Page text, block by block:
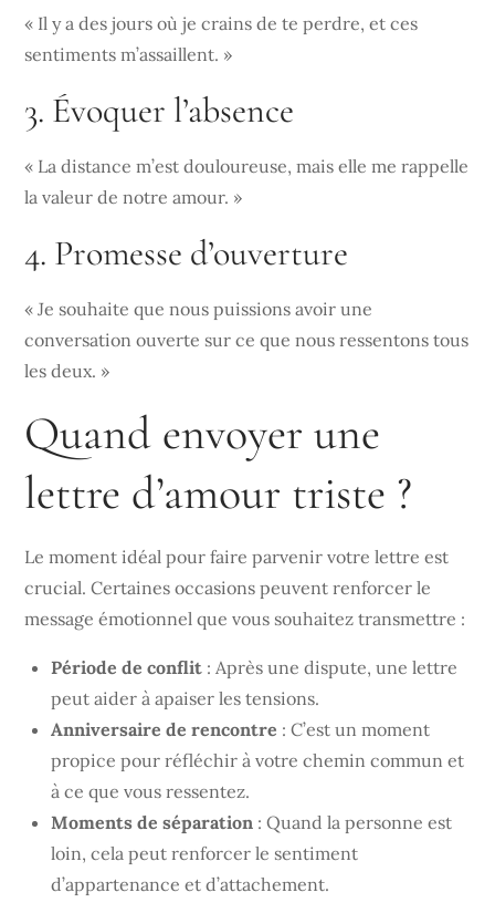
« Il y a des jours où je crains de te perdre, et ces
sentiments m’assaillent. »
3. Évoquer l’absence
« La distance m’est douloureuse, mais elle me rappelle
la valeur de notre amour. »
4. Promesse d’ouverture
« Je souhaite que nous puissions avoir une
conversation ouverte sur ce que nous ressentons tous
les deux. »
Quand envoyer une
lettre d’amour triste ?
Le moment idéal pour faire parvenir votre lettre est
crucial. Certaines occasions peuvent renforcer le
message émotionnel que vous souhaitez transmettre :
Période de conflit : Après une dispute, une lettre
peut aider à apaiser les tensions.
Anniversaire de rencontre : C’est un moment
propice pour réfléchir à votre chemin commun et
à ce que vous ressentez.
Moments de séparation : Quand la personne est
loin, cela peut renforcer le sentiment
d’appartenance et d’attachement.